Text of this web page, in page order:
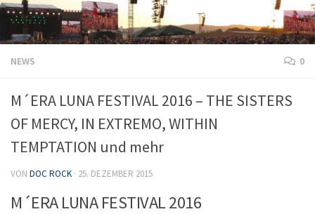
NEWS 0
M´ERA LUNA FESTIVAL 2016 – THE SISTERS
OF MERCY, IN EXTREMO, WITHIN
TEMPTATION und mehr
VON DOC ROCK · 25. DEZEMBER 2015
M´ERA LUNA FESTIVAL 2016